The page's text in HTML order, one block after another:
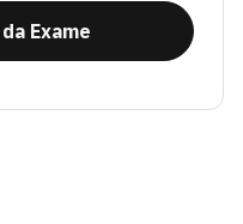
Exame